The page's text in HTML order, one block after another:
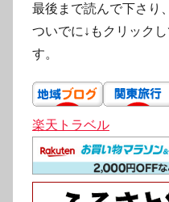
最後まで読んで下さり
ついでに↓もクリック
す。
楽天トラベル